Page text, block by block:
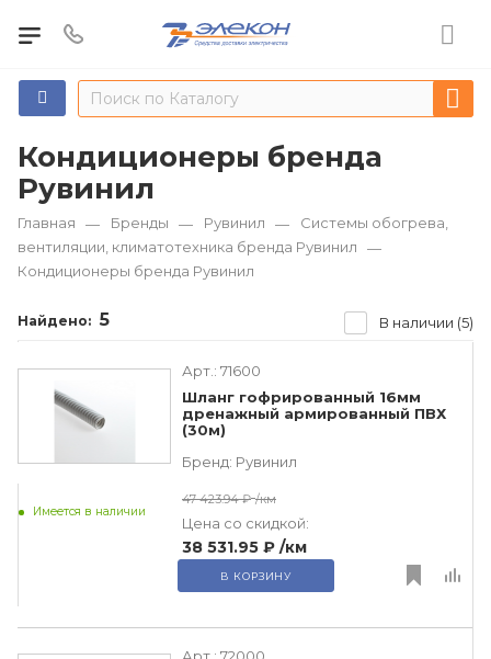
Кондиционеры бренда
Рувинил
Главная — Бренды — Рувинил —
Системы обогрева,
вентиляции, климатотехника бренда Рувинил
—
Кондиционеры бренда Рувинил
Найдено: 5 В наличии (5)
Арт.: 71600
Шланг гофрированный 16мм
дренажный армированный ПВХ
(30м)
Бренд: Рувинил
Имеется в наличии
47 423.94 ₽ /км
Цена со скидкой:
38 531.95 ₽ /км
В КОРЗИНУ